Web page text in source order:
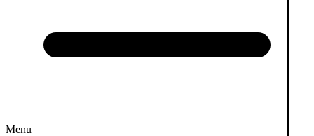
Menu